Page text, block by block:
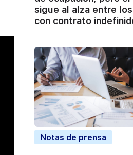
sigue al alza entre
con contrato
Notas de prensa